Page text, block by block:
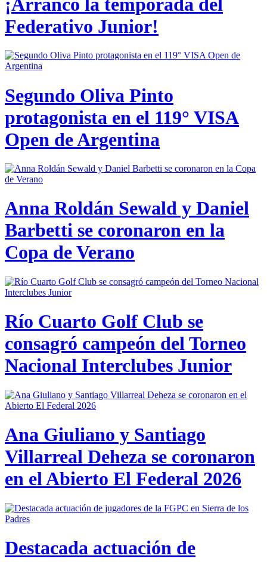
Federativo Junior!
Segundo Oliva Pinto
protagonista en el 119° VISA
Open de Argentina
Anna Roldán Sewald y Daniel
Barbetti se coronaron en la
Copa de Verano
Río Cuarto Golf Club se
consagró campeón del Torneo
Nacional Interclubes Junior
Ana Giuliano y Santiago
Villarreal Deheza se coronaron
en el Abierto El Federal 2026
Destacada actuación de